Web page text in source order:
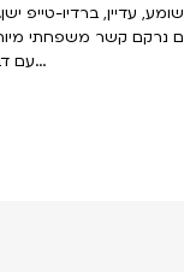
בעיקר שירים משנות ה-80 שהוא שומע,
נרקם קשר משפחתי
עם דברים שהוא חשב שהשאיר מאחור...